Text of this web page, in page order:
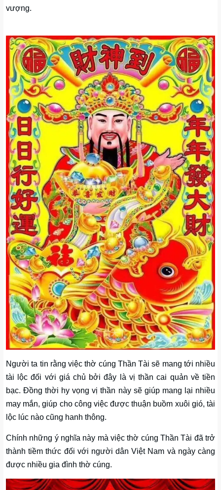
vượng.
Người ta tin rằng việc thờ cúng Thần Tài sẽ mang tới nhiều
tài lộc đối với giá chủ bởi đây là vị thần cai quản về tiền
bạc. Đồng thời hy vọng vị thần này sẽ giúp mang lại nhiều
may mắn, giúp cho công việc được thuận buồm xuôi gió, tài
lộc lúc nào cũng hanh thông.
Chính những ý nghĩa này mà việc thờ cúng Thần Tài đã trở
thành tiềm thức đối với người dân Việt Nam và ngày càng
được nhiều gia đình thờ cúng.